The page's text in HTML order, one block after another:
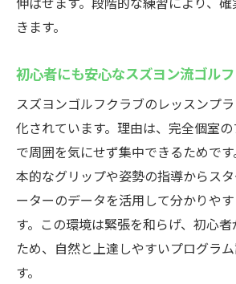
は
プロも納得の本格シミュレ
能
多様なニーズに応える充実
ス
ゴルフ上達を支える総合サ
介
高崎でプロも通うインドア
きます。
初心者にも安心なスズヨン流ゴル
スズヨンゴルフクラブのレッスンプ
化されています。理由は、完全個室
で周囲を気にせず集中できるためで
本的なグリップや姿勢の指導からス
ーターのデータを活用して分かりや
す。この環境は緊張を和らげ、初心
ため、自然と上達しやすいプログラ
す。